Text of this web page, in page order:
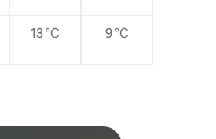
13 °C 9 °C